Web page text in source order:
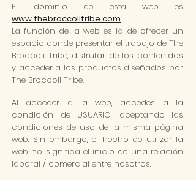
El dominio de esta web es
www.thebroccolitribe.com
La función de la web es la de ofrecer un
espacio donde presentar el trabajo de The
Broccoli Tribe, disfrutar de los contenidos
y acceder a los productos diseñados por
The Broccoli Tribe.
Al acceder a la web, accedes a la
condición de USUARIO, aceptando las
condiciones de uso de la misma página
web. Sin embargo, el hecho de utilizar la
web no significa el inicio de una relación
laboral / comercial entre nosotros.